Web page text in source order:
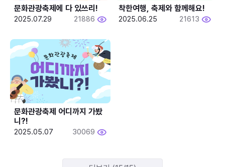
문화관광축제에 다 있쓰리!
2025.07.29 21886
착한여행, 축제와 함께해요!
2025.06.25 21613
문화관광축제 어디까지 가봤
니?!
2025.05.07 30069